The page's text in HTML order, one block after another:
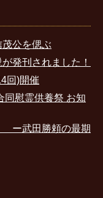
公を偲ぶ
発刊されました！
回)開催
同慰霊供養祭 お知
ー武田勝頼の最期